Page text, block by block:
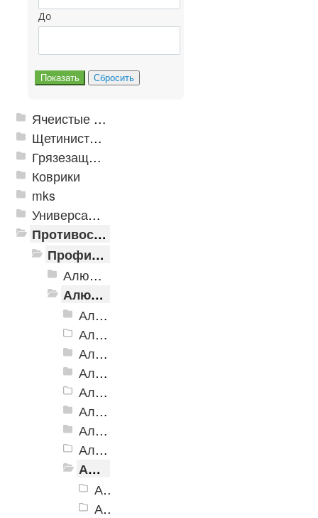
До
Ячеистые грязезащитные покрытия
Щетинистые покрытия
Грязезащитные, влаговпитывающие покрытия
Коврики
mks
Универсальные модульные покрытия
Противоскользящая защита для лестниц, профили, ленты
Профили алюминиевые с резиновой вставкой
Алюминиевая полоса с резиновыми вставками
Алюминиевый угол-порог с резиновой вставкой
Алюминиевый угол-порог АУ-38, 38x20 мм
Алюминиевый угол-порог АУ-42 Евро, 2500мм
Алюминиевый угол-порог АУ-42, 42x23 мм
Алюминиевый угол-порог АУ-42 (на клеевой основе)
Алюминиевый угол-порог АУ-50 Евро, 2500мм
Алюминиевый угол-порог АУ-50 премиум
Алюминиевый угол-порог с двойной резиновой вставкой АУ-68
Алюминиевый угол-порог АУ-72
Алюминиевый угол-порог с тройной резиновой вставкой АУ-98
Алюминиевый угол-порог АУ-98, черный
Алюминиевый угол-порог АУ-98, коричневый